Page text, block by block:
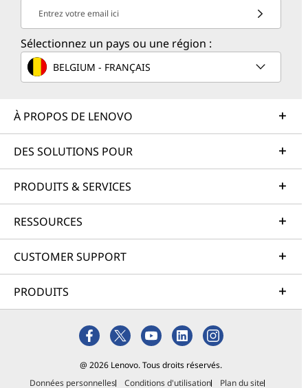
Entrez votre email ici
Sélectionnez un pays ou une région :
BELGIUM - FRANÇAIS
À PROPOS DE LENOVO
DES SOLUTIONS POUR
PRODUITS & SERVICES
RESSOURCES
CUSTOMER SUPPORT
PRODUITS
@ 2026 Lenovo. Tous droits réservés.
Données personnelles
Conditions d'utilisation Plan du site